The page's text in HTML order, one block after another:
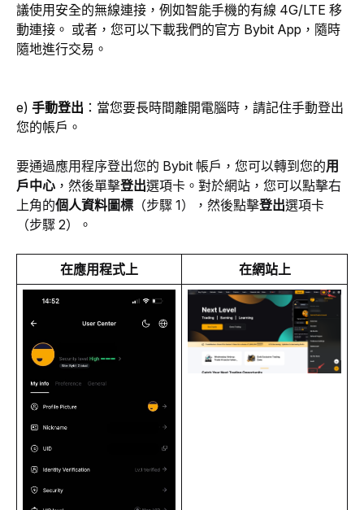
議使用安全的無線連接，例如智能手機的有線 4G/LTE 移
動連接。 或者，您可以下載我們的官方 Bybit App，隨時
隨地進行交易。
e) 手動登出 ：當您要長時間離開電腦時，請記住手動登出
您的帳戶。
要通過應用程序登出您的 Bybit 帳戶，您可以轉到您的用
戶中心 ，然後單擊登出選項卡。對於網站，您可以點擊右
上角的個人資料圖標 （步驟 1），然後點擊登出選項卡
（步驟 2）。
在應用程式上 在網站上